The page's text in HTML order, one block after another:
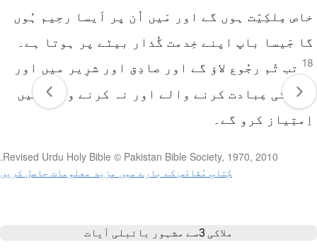
خاص مِلکِیّت ہوں گے اور مَیں اُن پر اَیسا رحِیم ہُوں
گا جَیسا باپ اپنے خِدمت گُذار بیٹے پر ہوتا ہے۔
18 تب تُم رجُوع لاؤ گے اور صادِق اور شرِیر میں اور
خُدا کی عِبادت کرنے والے اور نہ کرنے والے میں
اِمتِیاز کرو گے۔
Revised Urdu Holy Bible © Pakistan Bible Society, 1970, 2010.
کِتابِ مُقادّس کے بارے میں مزید معلومات حاصل کریں
ملاکی 3 سے مشہور بائبلی آیات